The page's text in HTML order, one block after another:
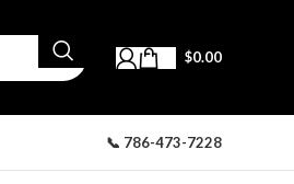
$0.00
📞 786-473-7228